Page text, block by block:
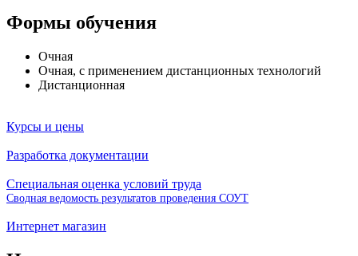
Формы обучения
Очная
Очная, с применением дистанционных технологий
Дистанционная
Курсы и цены
Разработка документации
Специальная оценка условий труда
Сводная ведомость результатов проведения СОУТ
Интернет магазин